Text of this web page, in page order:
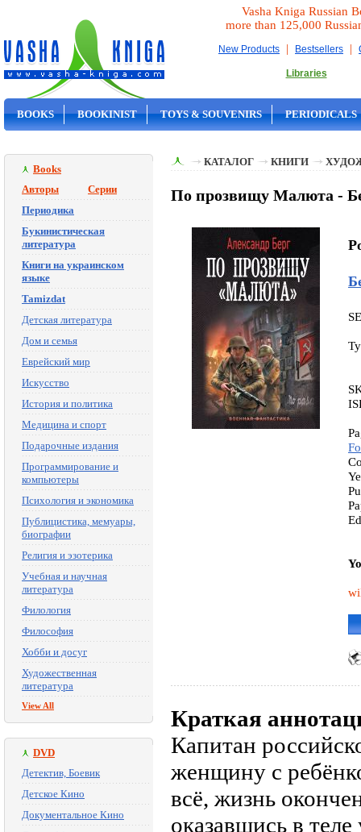
Vasha Kniga Russian
more than 125,000
New Products | Bestsellers |
Libraries
BOOKS BOOKINIST TOYS & SOUVENIRS PERIODICALS
Books
Авторы
Серии
Периодика
Букинистическая
литература
Книги на украинском
языке
Tamizdat
Детская литература
Дом и семья
Еврейский мир
Искусство
История и политика
Медицина и спорт
Подарочные издания
Программирование и
компьютеры
Психология и экономика
Публицистика, мемуары,
биографии
Религия и эзотерика
Учебная и научная
литература
Филология
Философия
Хобби и досуг
Художественная
литература
View All
DVD
Детектив, Боевик
Детское Кино
Документальное Кино
КАТАЛОГ КНИГИ
По прозвищу Малюта -
Краткая
Капитан
женщину с
всё, жизнь
оказавшись в теле